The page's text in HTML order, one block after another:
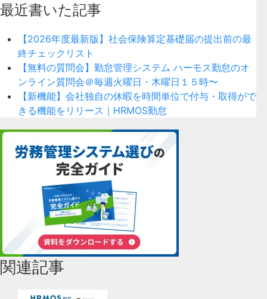
最近書いた記事
【2026年度最新版】社会保険算定基礎届の提出前の最
終チェックリスト
【無料の質問会】勤怠管理システム ハーモス勤怠のオ
ンライン質問会＠毎週火曜日・木曜日１５時〜
【新機能】会社独自の休暇を時間単位で付与・取得がで
きる機能をリリース｜HRMOS勤怠
関連記事